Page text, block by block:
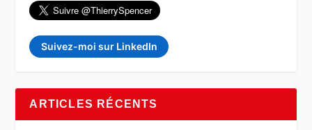
Suivez-moi sur LinkedIn
ARTICLES RÉCENTS